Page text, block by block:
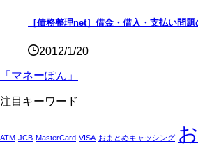
［債務整理net］借金・借入・支払い問
2012/1/20
「マネーぽん」
注目キーワード
ATM JCB MasterCard VISA おまとめキャッシング